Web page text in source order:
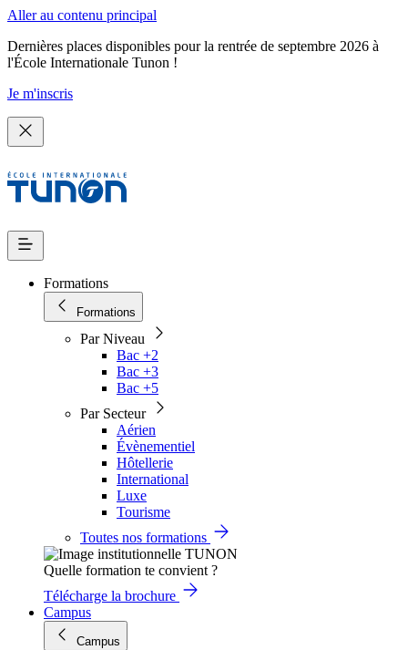
Aller au contenu principal
Dernières places disponibles pour la rentrée de septembre 2026 à
l'École Internationale Tunon !
Je m'inscris
Formations
Formations
Par Niveau
Bac +2
Bac +3
Bac +5
Par Secteur
Aérien
Évènementiel
Hôtellerie
International
Luxe
Tourisme
Toutes nos formations
Quelle formation te convient ?
Télécharge la brochure
Campus
Campus